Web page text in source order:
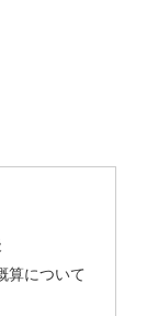
算について